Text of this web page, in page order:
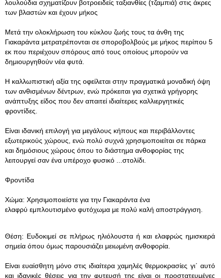
λουλούδια σχηματίζουν βοτροειδείς ταξιανθίες (τζαμπιά) στις άκρες
των βλαστών και έχουν μήκος
Μετά την ολοκλήρωση του κύκλου ζωής τους τα άνθη της
Γιακαράντα μετρατρέπονται σε σποροβολβούς με μήκος περίπου 5
εκ που περιέχουν σπόρους από τους οποίους μπορούν να
δημιουργηθούν νέα φυτά.
Η καλλωπιστική αξία της οφείλεται στην πραγματικά μοναδική όψη
των ανθισμένων δέντρων, ενώ πρόκειται για σχετικά γρήγορης
ανάπτυξης είδος που δεν απαιτεί ιδιαίτερες καλλιεργητικές
φροντίδες.
Είναι ιδανική επιλογή για μεγάλους κήπους και περιβάλλοντες
εξωτερικούς χώρους, ενώ πολύ συχνά χρησιμοποιείται σε πάρκα
και δημόσιους χώρους όπου το διάστημα ανθοφορίας της
λειτουργεί σαν ένα υπέροχο φυσικό ...στολίδι.
Φροντίδα
Χώμα: Χρησιμοποιείστε για την Γιακαράντα ένα
ελαφρύ εμπλουτισμένο φυτόχωμα με πολύ καλή αποστράγγιση.
Θέση: Ευδοκιμεί σε πλήρως ηλιόλουστα ή και ελαφρώς ημισκιερά
σημεία όπου όμως παρουσιάζει μειωμένη ανθοφορία.
Είναι ευαίσθητη μόνο στις ιδιαίτερα χαμηλές θερμοκρασίες γι΄ αυτό
και ιδανικές θέσεις για την φυτευσή της είναι οι προστατευμένες